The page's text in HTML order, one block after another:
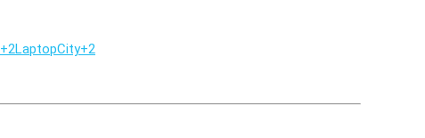
+2LaptopCity+2